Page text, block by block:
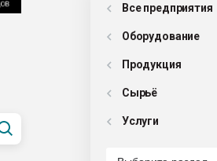
Все предприятия
Оборудованиe
Продукция
Сырьё
Услуги